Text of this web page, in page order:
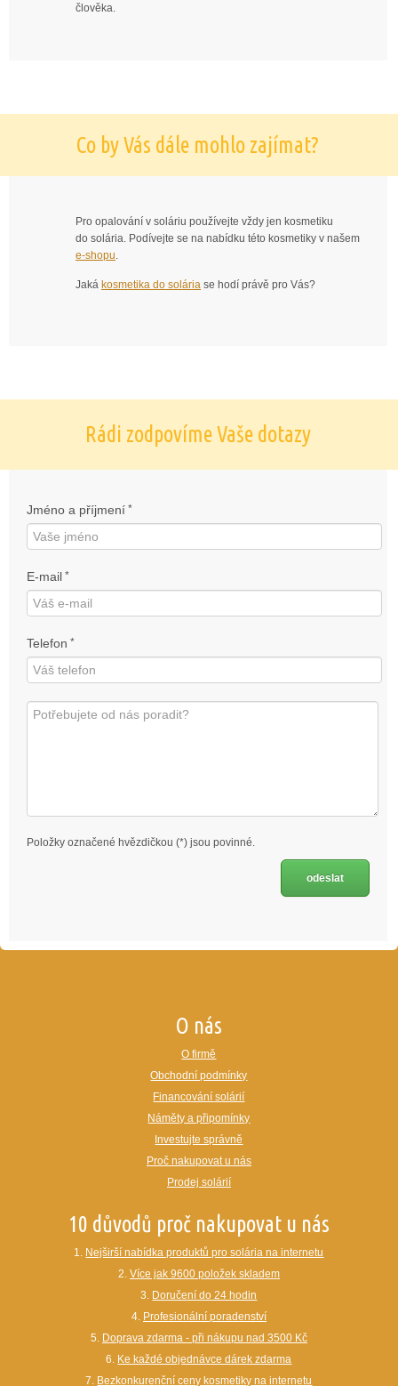
člověka.
Co by Vás dále mohlo zajímat?
Pro opalování v soláriu používejte vždy jen kosmetiku
do solária. Podívejte se na nabídku této kosmetiky v našem
e-shopu.
Jaká kosmetika do solária se hodí právě pro Vás?
Rádi zodpovíme Vaše dotazy
Jméno a příjmení *
E-mail *
Telefon *
Položky označené hvězdičkou (*) jsou povinné.
O nás
O firmě
Obchodní podmínky
Financování solárií
Náměty a připomínky
Investujte správně
Proč nakupovat u nás
Prodej solárií
10 důvodů proč nakupovat u nás
1. Nejširší nabídka produktů pro solária na internetu
2. Více jak 9600 položek skladem
3. Doručení do 24 hodin
4. Profesionální poradenství
5. Doprava zdarma - při nákupu nad 3500 Kč
6. Ke každé objednávce dárek zdarma
7. Bezkonkurenční ceny kosmetiky na internetu